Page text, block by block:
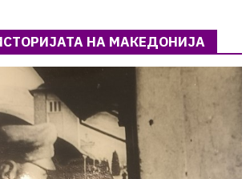
НА МАКЕДОНИЈА